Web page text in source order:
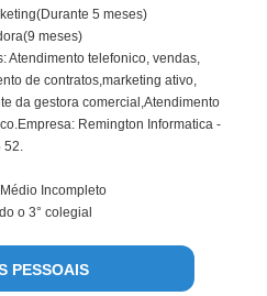
5 meses)
meses)
Atendimento telefonico, vendas,
de contratos,marketing ativo,
da gestora comercial,Atendimento
Remington Informatica -
52.
Incompleto
o 3° colegial
PESSOAIS